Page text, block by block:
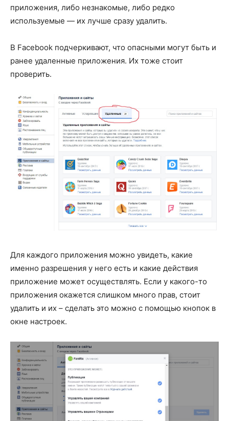
приложения, либо незнакомые, либо редко
используемые — их лучше сразу удалить.
В Facebook подчеркивают, что опасными могут быть и
ранее удаленные приложения. Их тоже стоит
проверить.
Для каждого приложения можно увидеть, какие
именно разрешения у него есть и какие действия
приложение может осуществлять. Если у какого-то
приложения окажется слишком много прав, стоит
удалить и их – сделать это можно с помощью кнопок в
окне настроек.